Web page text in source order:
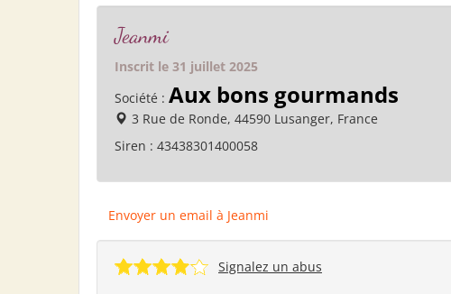
Jeanmi
Inscrit le 31 juillet 2025
Société : Aux bons gourmands
3 Rue de Ronde, 44590 Lusanger, France
Siren : 43438301400058
Envoyer un email à Jeanmi
Signalez un abus